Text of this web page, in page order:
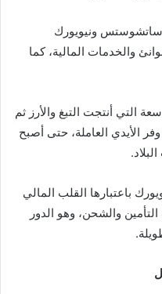
ونيويورك
والخدمات المالية، كما
التي أنتجت التبغ والأرز ثم
الأيدي العاملة، حتى أصبح
باعتبارها القلب المالي
والشحن، وهو الدور